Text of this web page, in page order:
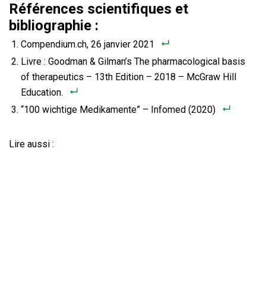
Références scientifiques et
bibliographie :
Compendium.ch, 26 janvier 2021
Livre : Goodman & Gilman’s The pharmacological basis
of therapeutics – 13th Edition – 2018 – McGraw Hill
Education.
“100 wichtige Medikamente” – Infomed (2020)
Lire aussi :